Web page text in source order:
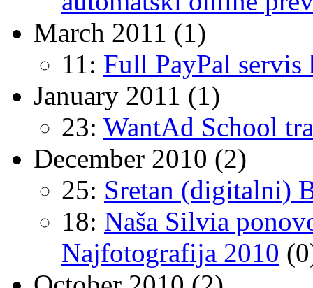
March 2011 (1)
11: Full PayPal
January 2011 (1)
23: WantAd School
December 2010 (2)
25: Sretan (digitalni)
18: Naša Silvia
Najfotografija 2010